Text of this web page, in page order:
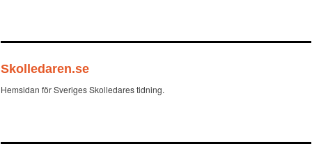
Skolledaren.se
Hemsidan för Sveriges Skolledares tidning.